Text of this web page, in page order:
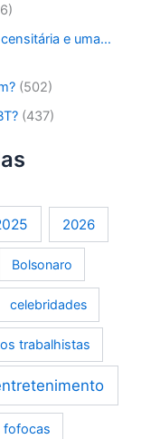
e uma…
(502)
(437)
2026
Bolsonaro
celebridades
trabalhistas
fofocas